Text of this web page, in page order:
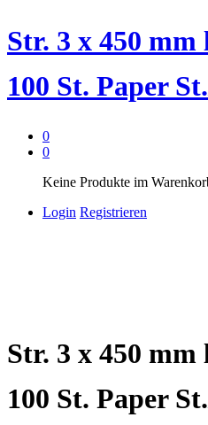
Str. 3 x 450
100 St. Paper
0
0
Keine Produkte im
Login Registrieren
Str. 3 x 450
100 St. Paper